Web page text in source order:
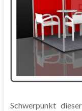
Schwerpunkt